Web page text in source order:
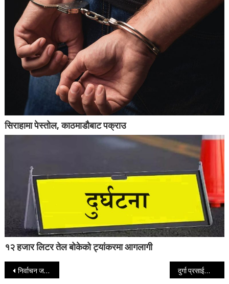
सिराहामा पेस्तोल, काठमाडौबाट पक्राउ
१२ हजार लिटर तेल बोकेको ट्यांकरमा आगलागी
Post navigation
निर्वाचन जनताको चेतनास्तर नाप्ने ब्यारोमिटर : प्रेम सुवाल दुर्गा प्रसाईको बन्दीप्रत्यक्षीकरण रिटमा आज सुनुवाइ